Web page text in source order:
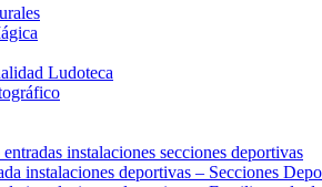
Ludoteca
instalaciones secciones deportivas
instalaciones deportivas – Secciones